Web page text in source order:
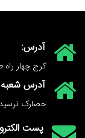
آدرس:
کرج چهار
آدرس
حصارک
پست